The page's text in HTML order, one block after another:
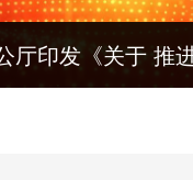
厅印发《关于 推